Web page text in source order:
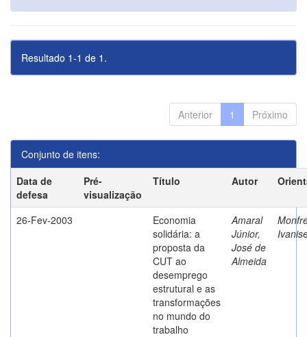
Resultado 1-1 de 1.
Anterior 1 Próximo
Conjunto de itens:
Data de
defesa
Pré-
visualização
Título Autor
26-Fev-2003
Economia
solidária: a
proposta da
CUT ao
desemprego
estrutural e as
transformações
no mundo do
trabalho
Amaral
Júnior,
José de
Almeida